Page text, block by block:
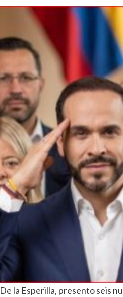
la Esperilla, presento seis